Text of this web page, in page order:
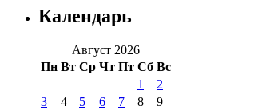
Календарь
Август 2026
Пн Вт Ср Чт Пт Сб Вс
1
2
3
4 5 6 7 8
9